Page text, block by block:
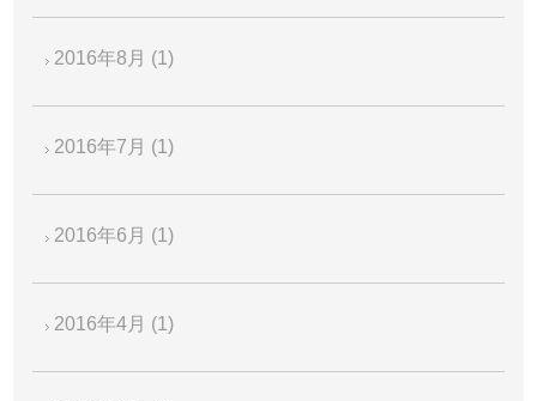
2016年8月 (1)
2016年7月 (1)
2016年6月 (1)
2016年4月 (1)